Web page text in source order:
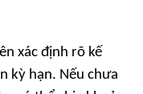
xác định rõ kế
kỳ hạn. Nếu chưa